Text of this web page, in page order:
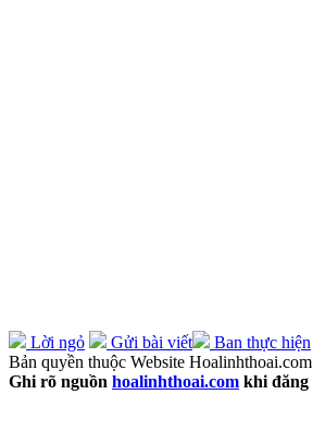
Lời ngỏ Gửi bài viết Ban thực hiện
Bản quyền thuộc Website
Ghi rõ nguồn hoalinhthoai.com khi đăng